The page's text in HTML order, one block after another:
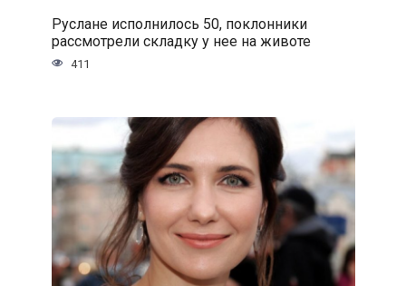
Руслане исполнилось 50, поклонники
рассмотрели складку у нее на животе
411